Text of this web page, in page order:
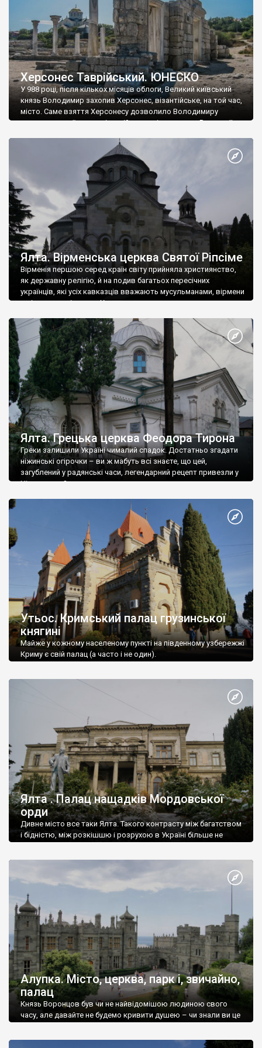
Херсонес Таврійський. ЮНЕСКО
У 988 році, після кількох місяців облоги, Великий київський
князь Володимир захопив Херсонес, візантійське, на той час,
місто. Саме взяття Херсонесу дозволило Володимиру
диктувати свої умови візантійському імператору Василю ІІ, та
Херсонесі Володимир-язичник, став Василем-християнином.
А потім було Хрещення Русі. На честь Херсонесу Таврійського
Ялта. Вірменська церква Святої Ріпсіме
Вірменія першою серед країн світу прийняла християнство,
як державну релігію, й на подив багатьох пересічних
українців, які усіх кавказців вважають мусульманами, вірмени
є відданими вірянами Христа
Ялта. Грецька церква Феодора Тирона
Греки залишили Україні чималий спадок. Достатньо згадати
ніжинські огірочки – ви ж мабуть всі знаєте, що цей,
загублений у радянські часи, легендарний рецепт привезли у
Ніжин греки?
Утьос. Кримський палац грузинської
княгині
Майже у кожному населеному пункті на південному узбережжі
Криму є свій палац (а часто і не один).
Ялта . Палац нащадків Мордовської
орди
Дивне місто все таки Ялта. Такого контрасту між багатством
і бідністю, між розкішшю і розрухою в Україні більше не
Алупка. Місто, церква, парк і, звичайно,
палац
Князь Воронцов був чи не найвідомішою людиною свого
часу, але давайте не будемо кривити душею – чи знали ви це